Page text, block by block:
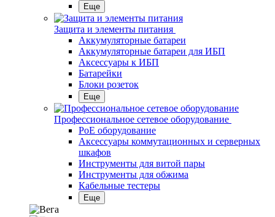
Еще
Защита и элементы питания
Аккумуляторные батареи
Аккумуляторные батареи для ИБП
Аксессуары к ИБП
Батарейки
Блоки розеток
Еще
Профессиональное сетевое оборудование
PoE оборудование
Аксессуары коммутационных и серверных
шкафов
Инструменты для витой пары
Инструменты для обжима
Кабельные тестеры
Еще